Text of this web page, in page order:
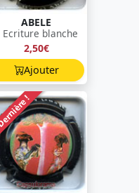
ABELE
Ecriture blanche
2,50€
Ajouter
!